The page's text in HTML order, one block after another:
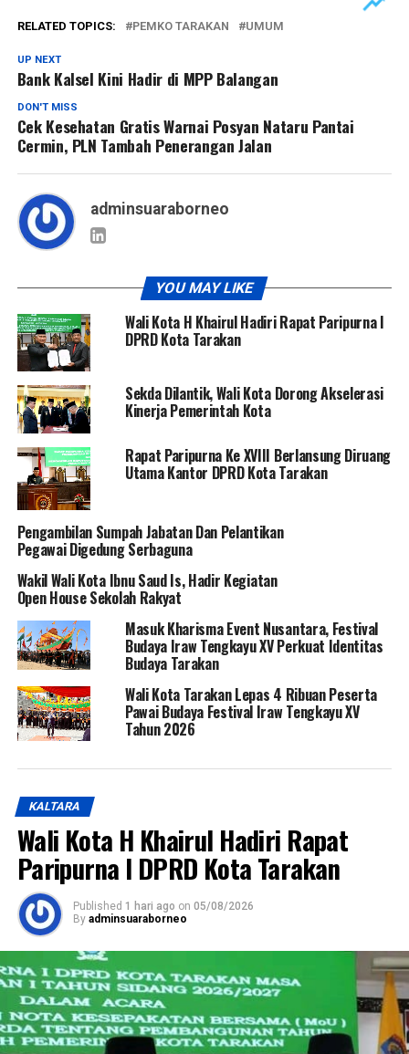
RELATED TOPICS: PEMKO TARAKAN UMUM
UP NEXT
Bank Kalsel Kini Hadir di MPP Balangan
DON'T MISS
Cek Kesehatan Gratis Warnai Posyan Nataru Pantai
Cermin, PLN Tambah Penerangan Jalan
adminsuaraborneo
YOU MAY LIKE
Wali Kota H Khairul Hadiri Rapat Paripurna I
DPRD Kota Tarakan
Sekda Dilantik, Wali Kota Dorong Akselerasi
Kinerja Pemerintah Kota
Rapat Paripurna Ke XVIII Berlansung Diruang
Utama Kantor DPRD Kota Tarakan
Pengambilan Sumpah Jabatan Dan Pelantikan
Pegawai Digedung Serbaguna
Wakil Wali Kota Ibnu Saud Is, Hadir Kegiatan
Open House Sekolah Rakyat
Masuk Kharisma Event Nusantara, Festival
Budaya Iraw Tengkayu XV Perkuat Identitas
Budaya Tarakan
Wali Kota Tarakan Lepas 4 Ribuan Peserta
Pawai Budaya Festival Iraw Tengkayu XV
Tahun 2026
KALTARA
Wali Kota H Khairul Hadiri Rapat
Paripurna I DPRD Kota Tarakan
Published 1 hari ago on 05/08/2026
By adminsuaraborneo